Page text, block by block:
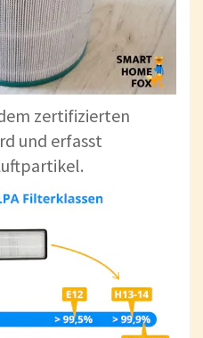
zertifizierten
und erfasst